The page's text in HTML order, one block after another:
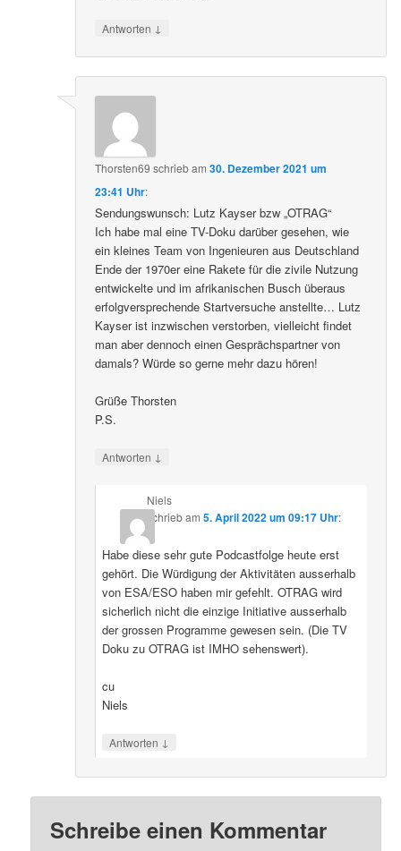
Antworten ↓
Thorsten69 schriebam30. Dezember 2021 um
23:41 Uhr:
Sendungswunsch: Lutz Kayser bzw „OTRAG“
Ich habe mal eine TV-Doku darüber gesehen, wie
ein kleines Team von Ingenieuren aus Deutschland
Ende der 1970er eine Rakete für die zivile Nutzung
entwickelte und im afrikanischen Busch überaus
erfolgversprechende Startversuche anstellte… Lutz
Kayser ist inzwischen verstorben, vielleicht findet
man aber dennoch einen Gesprächspartner von
damals? Würde so gerne mehr dazu hören!
Grüße Thorsten
P.S.
Antworten ↓
Niels
schriebam 5. April 2022 um 09:17 Uhr:
Habe diese sehr gute Podcastfolge heute erst
gehört. Die Würdigung der Aktivitäten ausserhalb
von ESA/ESO haben mir gefehlt. OTRAG wird
sicherlich nicht die einzige Initiative ausserhalb
der grossen Programme gewesen sein. (Die TV
Doku zu OTRAG ist IMHO sehenswert).
cu
Niels
Antworten ↓
Schreibe einen Kommentar